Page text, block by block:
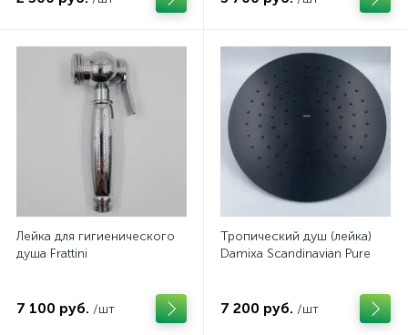
Лейка для гигиенического
душа Frattini
7 100 руб. /шт
Тропический душ (лейка)
Damixa Scandinavian Pure
7 200 руб. /шт